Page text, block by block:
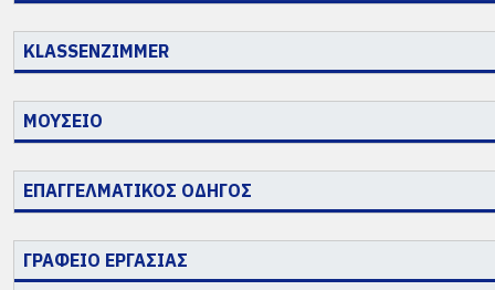
KLASSENZIMMER
ΜΟΥΣΕΙΟ
ΕΠΑΓΓΕΛΜΑΤΙΚΟΣ ΟΔΗΓΟΣ
ΓΡΑΦΕΙΟ ΕΡΓΑΣΙΑΣ